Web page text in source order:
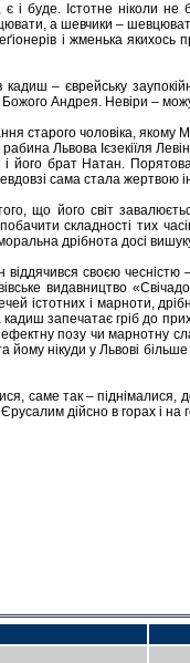
буде. Істотне ніколи не
а шевчики –
і жменька
кадиш – єврейську
Андрея. Невіри –
старого чоловіка, якому
Львова Ієзекіїля
брат Натан.
сама стала жертвою
що його світ
складності тих
дрібнота досі
віддячився своєю чесністю
видавництво
істотних і марноти,
запечатає гріб до
позу чи марнотну
нікуди у Львові
саме так –
дійсно в горах і